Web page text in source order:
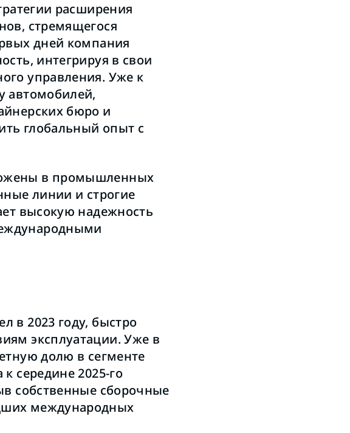
расширения
стремящегося
дней компания
интегрируя в свои
управления. Уже к
автомобилей,
бюро и
глобальный опыт с
в промышленных
линии и строгие
высокую надежность
в 2023 году, быстро
эксплуатации. Уже в
долю в сегменте
середине 2025-го
собственные сборочные
международных